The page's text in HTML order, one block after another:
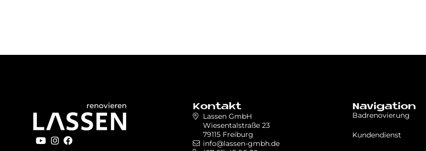
Kontakt
Lassen GmbH
Wiesentalstraße 23
79115 Freiburg
info@lassen-gmbh.de
Navigation
Badrenovierung
Kundendienst